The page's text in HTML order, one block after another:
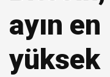
ayın en
yüksek